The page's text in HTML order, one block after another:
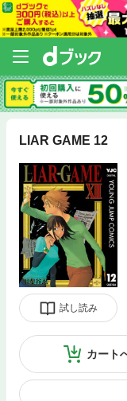
LIAR GAME 12
試し読み
カート